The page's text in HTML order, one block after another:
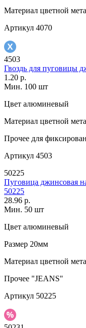
Материал цветной
Артикул 4070
4503
Гвоздь для пуговицы
1.20 р.
Мин. 100 шт
Цвет алюминевый
Материал цветной
Прочее для
Артикул 4503
50225
Пуговица джинсовая
50225
28.96 р.
Мин. 50 шт
Цвет алюминевый
Размер 20мм
Материал цветной
Прочее "JEANS"
Артикул 50225